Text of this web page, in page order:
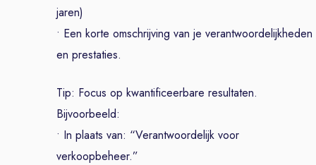
jaren)
• Een korte omschrijving van je verantwoordelijkheden
en prestaties.
Tip: Focus op kwantificeerbare resultaten.
Bijvoorbeeld:
• In plaats van: “Verantwoordelijk voor
verkoopbeheer.”